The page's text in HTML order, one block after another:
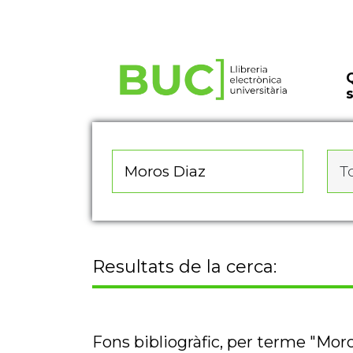
Resultats de la cerca:
Fons bibliogràfic, per terme